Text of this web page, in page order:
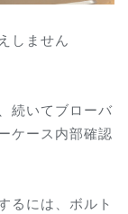
しません
続いてブローバ
ケース内部確認
るには、ボルト